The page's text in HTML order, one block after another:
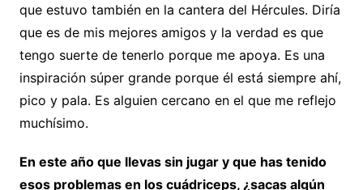
que estuvo también en la cantera del Hércules. Diría
que es de mis mejores amigos y la verdad es que
tengo suerte de tenerlo porque me apoya. Es una
inspiración súper grande porque él está siempre ahí,
pico y pala. Es alguien cercano en el que me reflejo
muchísimo.
En este año que llevas sin jugar y que has tenido
esos problemas en los cuádriceps, ¿sacas algún